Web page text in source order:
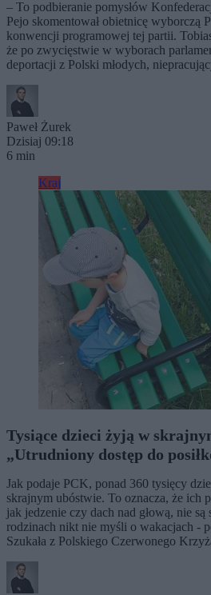
– To podbieranie pomysłów
Pejo skomentował obietnicę wyborczą
konwencji programowej tej partii.
że po zwycięstwie w wyborach
deportacji z Polski młodych,
Paweł Żurek
Dzisiaj 09:18
6 min
Kraj
Tysiące dzieci żyją w
„Utrudniony dostęp do
Jak podaje PCK, ponad 360 tysięcy
skrajnym ubóstwie. To oznacza, że ich
jak jedzenie czy dach nad głową, nie są
rodzinach nikt nie myśli o wakacjach -
Szukała z Polskiego Czerwonego